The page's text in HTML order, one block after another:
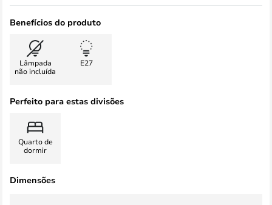
Benefícios do produto
Lâmpada
não incluída
E27
Perfeito para estas divisões
Quarto de
dormir
Dimensões